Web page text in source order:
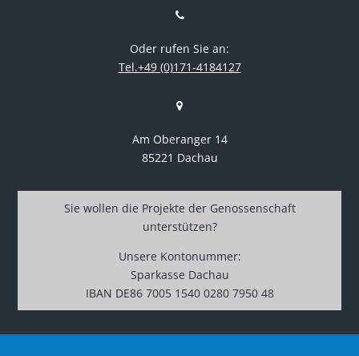
Oder rufen Sie an:
Tel.+49 (0)171-4184127
Am Oberanger 14
85221 Dachau
Sie wollen die Projekte der Genossenschaft
unterstützen?
Unsere Kontonummer:
Sparkasse Dachau
IBAN DE86 7005 1540 0280 7950 48